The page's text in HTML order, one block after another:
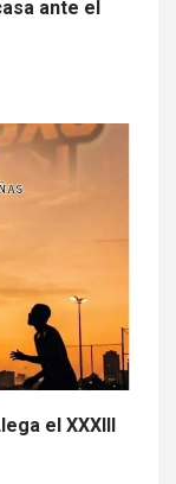
ante el
el XXXIII